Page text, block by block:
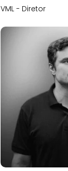
VML - Diretor